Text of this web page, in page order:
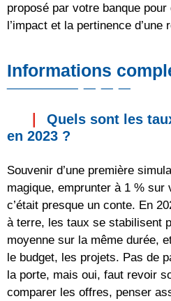
proposé par votre banque
l’impact et la pertinence d’une
Informations
Quels sont les
en 2023 ?
Souvenir d’une première
magique, emprunter à 1 % sur
c’était presque un conte. En
à terre, les taux se stabilisent
moyenne sur la même durée,
le budget, les projets. Pas de
la porte, mais oui, faut revoir
comparer les offres, penser